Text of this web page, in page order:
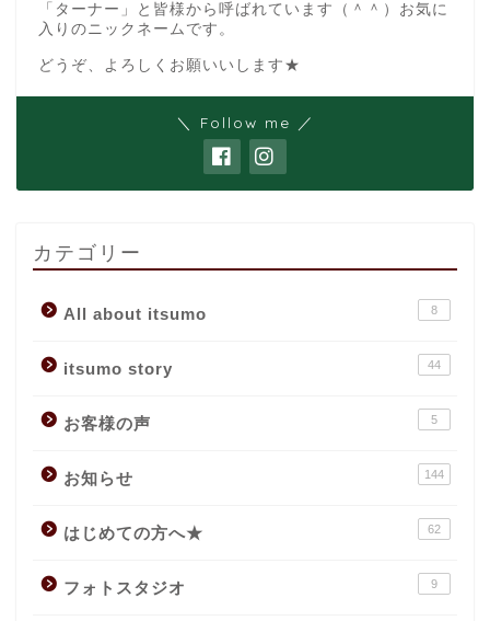
「ターナー」と皆様から呼ばれています（＾＾）お気に
入りのニックネームです。
どうぞ、よろしくお願いいします★
＼ Follow me ／
カテゴリー
All about itsumo 8
itsumo story 44
お客様の声 5
お知らせ 144
はじめての方へ★ 62
フォトスタジオ 9